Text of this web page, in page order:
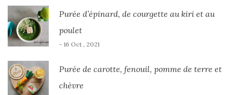
Purée d’épinard, de courgette au kiri et au
poulet
- 16 Oct , 2021
Purée de carotte, fenouil, pomme de terre et
chèvre